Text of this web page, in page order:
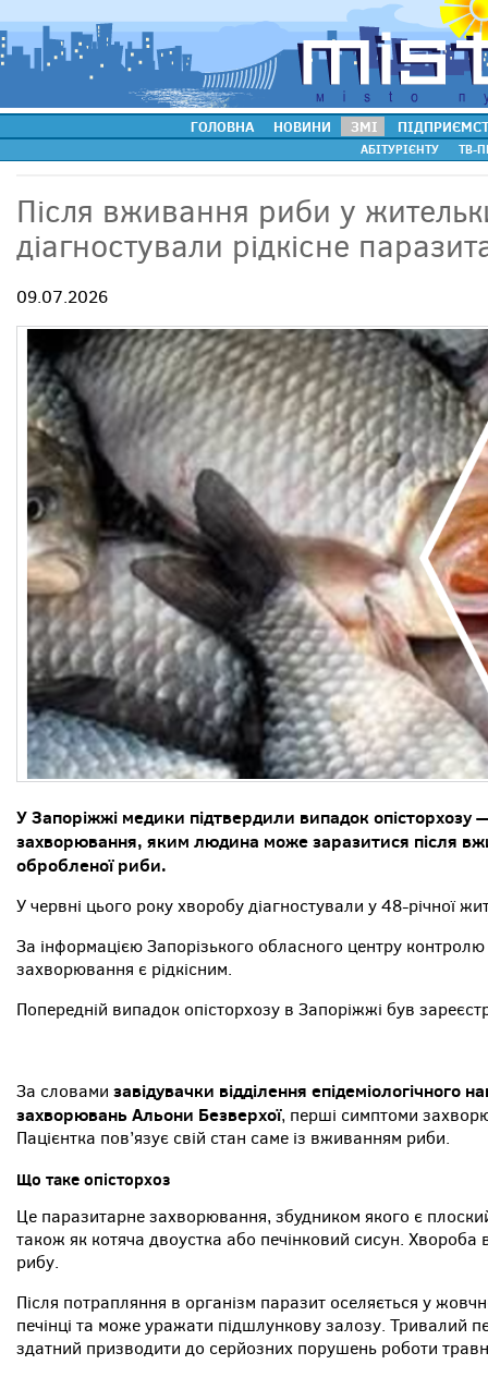
ГОЛОВНА НОВИНИ ЗМІ
АБІТУРІЄНТУ ТВ-
Після вживання риби у
діагностували рідкісне
09.07.2026
У Запоріжжі медики підтвердили випадок опісторхозу
захворювання, яким людина може заразитися після
обробленої риби.
У червні цього року хворобу діагностували у 48-річної
За інформацією Запорізького обласного центру
захворювання є рідкісним.
Попередній випадок опісторхозу в Запоріжжі був
За словами завідувачки відділення епідеміологічного
захворювань Альони Безверхої, перші симптоми
Пацієнтка пов’язує свій стан саме із вживанням риби.
Що таке опісторхоз
Це паразитарне захворювання, збудником якого є
також як котяча двоустка або печінковий сисун.
рибу.
Після потрапляння в організм паразит оселяється у
печінці та може уражати підшлункову залозу. Тривалий
здатний призводити до серйозних порушень роботи